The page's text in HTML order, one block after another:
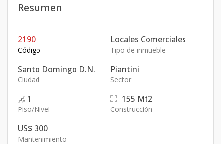
Resumen
2190
Código
Locales Comerciales
Tipo de inmueble
Santo Domingo D.N.
Ciudad
Piantini
Sector
1
Piso/Nivel
155 Mt2
Construcción
US$ 300
Mantenimiento